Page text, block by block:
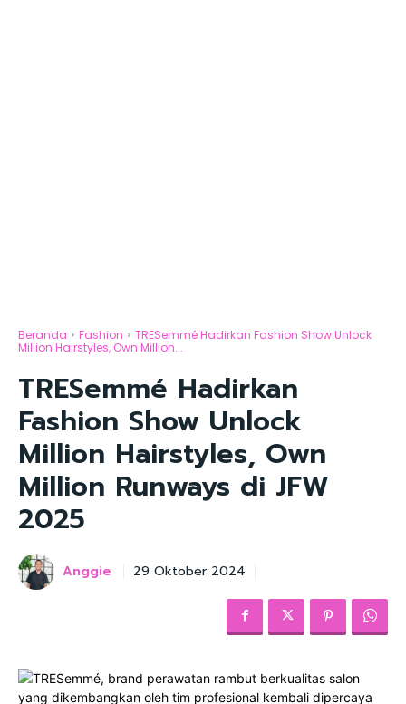
Beranda Fashion
TRESemmé Hadirkan Fashion Show Unlock
Million Hairstyles, Own Million...
TRESemmé Hadirkan
Fashion Show Unlock
Million Hairstyles, Own
Million Runways di JFW
2025
Anggie 29 Oktober 2024